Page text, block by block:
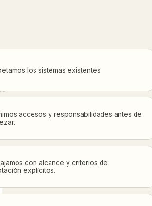
los sistemas existentes.
accesos y responsabilidades antes de
con alcance y criterios de
explícitos.